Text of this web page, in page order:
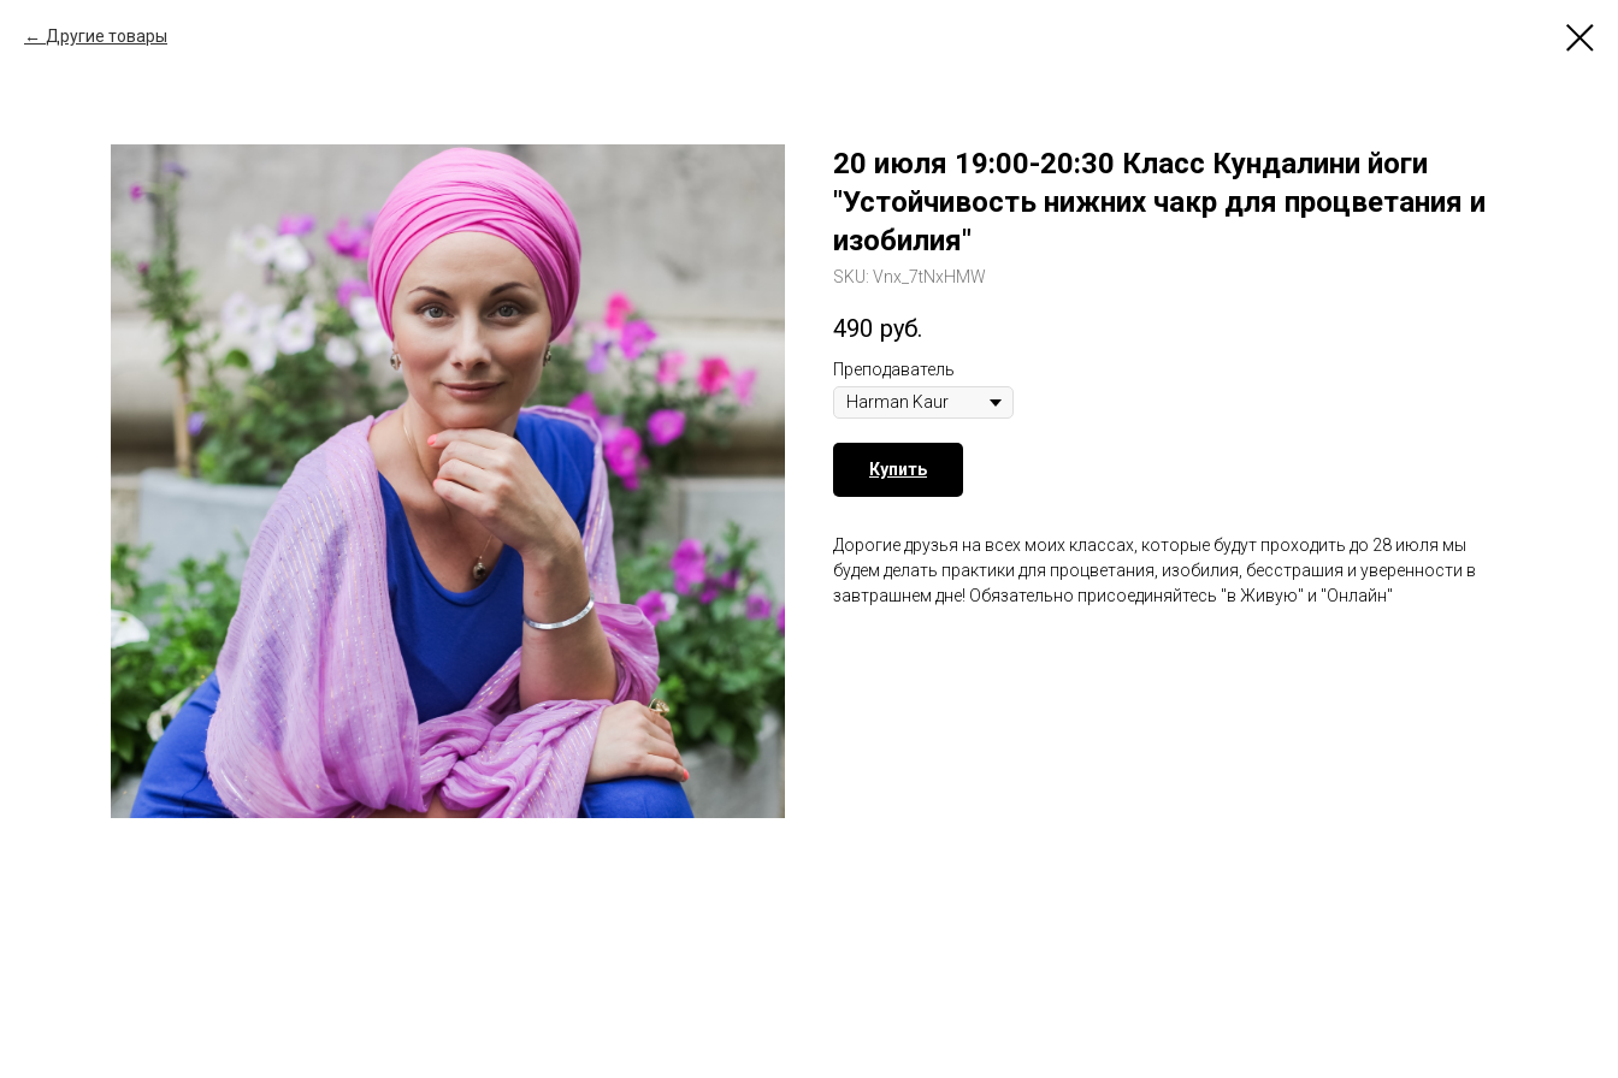
Другие товары
20 июля 19:00-20:30 Класс Кундалини йоги
"Устойчивость нижних чакр для процветания и
изобилия"
SKU: Vnx_7tNxHMW
490 руб.
Преподаватель
Купить
Дорогие друзья на всех моих классах, которые будут проходить до 28 июля мы
будем делать практики для процветания, изобилия, бесстрашия и уверенности в
завтрашнем дне! Обязательно присоединяйтесь "в Живую" и "Онлайн"